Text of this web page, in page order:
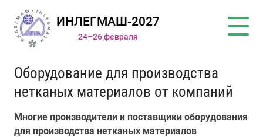
ИНЛЕГМАШ-2027
24–26 февраля
Оборудование для производства
нетканых материалов от компаний
Многие производители и поставщики оборудования
для производства нетканых материалов